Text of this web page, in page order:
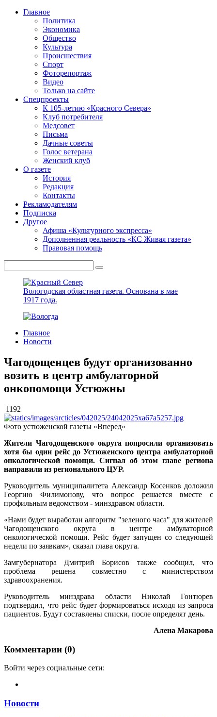
Главное
Политика
Экономика
Общество
Культура
Происшествия
Спорт
Фоторепортаж
Видео
Только на сайте
Спецпроекты
К 105-летию «Красного Севера»
Клуб потребителя
Медсовет
Письма
Дачные советы
Голос ветерана
Женский клуб
О газете
История
Редакция
Контакты
Рекламодателям
Подписка
Другое
Афиша «Культурного экспресса»
Дополненная реальность «КС Живая газета»
Правовая помощь
Вологодская областная газета. Основана в мае
1917 года.
Главное
Новости
Чагодощенцев будут организованно
возить в центр амбулаторной
онкопомощи Устюжны
1192
Фото устюженской газеты «Вперед»
Жители Чагодощенского округа попросили организовать
хотя бы один рейс до Устюженского центра амбулаторной
онкологической помощи. Сигнал об этом главе региона
направили из регионального ЦУР.
Руководитель муниципалитета Александр Косенков доложил
Георгию Филимонову, что вопрос решается вместе с
профильным ведомством - минздравом области.
«Нами будет выработан алгоритм "зеленого часа" для жителей
Чагодощенского округа в центре амбулаторной
онкологической помощи. Рейс будет запущен со следующей
недели по заявкам», сказал глава округа.
Замгубернатора Дмитрий Борисов также сообщил, что
проблема решена совместно с министерством
здравоохранения.
Руководитель минздрава области Николай Гонтюрев
подтвердил, что рейс будет формироваться исходя из запроса
пациентов. Будут составлены списки, после определят день.
Алена Макарова
Комментарии (0)
Войти через социальные сети:
Новости